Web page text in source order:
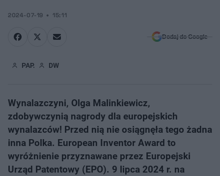
2024-07-19 15:11
Dodaj do Google
PAP. DW
Wynalazczyni, Olga Malinkiewicz,
zdobywczynią nagrody dla europejskich
wynalazców! Przed nią nie osiągnęła tego żadna
inna Polka. European Inventor Award to
wyróżnienie przyznawane przez Europejski
Urząd Patentowy (EPO). 9 lipca 2024 r. na